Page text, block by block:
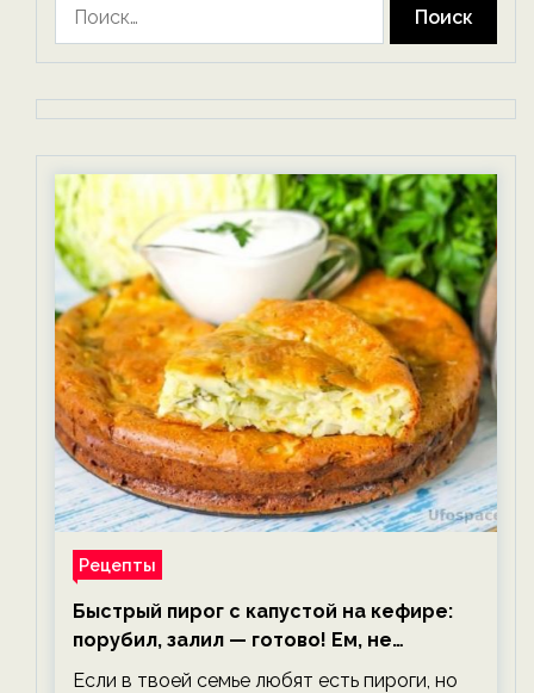
Рецепты
Быстрый пирог с капустой на кефире:
порубил, залил — готово! Ем, не
тревожась о фигуре!
Если в твоей семье любят есть пироги, но